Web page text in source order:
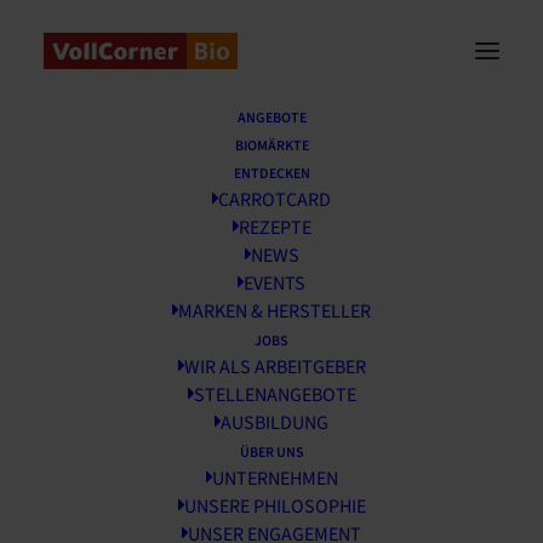
ANGEBOTE
BIOMÄRKTE
ENTDECKEN
CARROTCARD
REZEPTE
NEWS
EVENTS
MARKEN & HERSTELLER
JOBS
WIR ALS ARBEITGEBER
STELLENANGEBOTE
AUSBILDUNG
ÜBER UNS
UNTERNEHMEN
UNSERE PHILOSOPHIE
UNSER ENGAGEMENT
Saisonkalender September
Saisonkalender
September